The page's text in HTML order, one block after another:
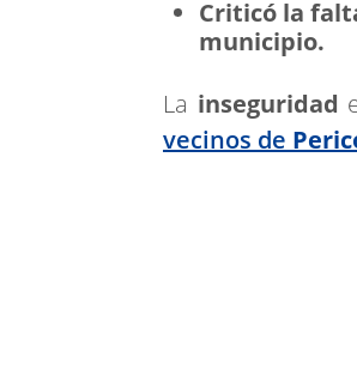
Criticó la
municipio.
La inseguridad
vecinos de